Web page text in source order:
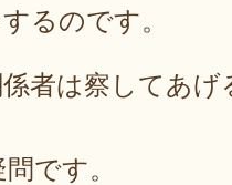
るのです。
者は察してあげ
です。